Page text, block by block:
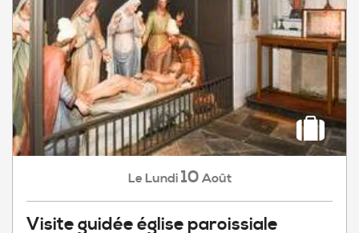
Le Lundi 10 Août
Visite guidée église paroissiale